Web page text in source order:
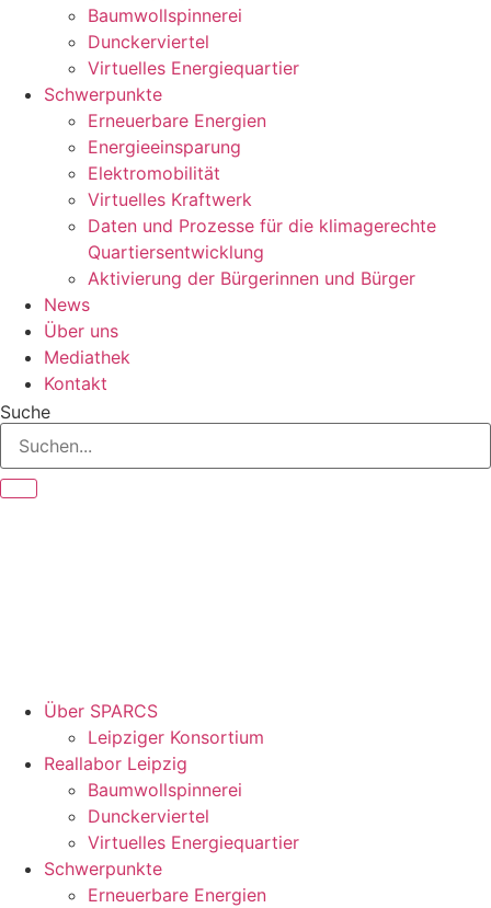
Baumwollspinnerei
Dunckerviertel
Virtuelles Energiequartier
Schwerpunkte
Erneuerbare Energien
Energieeinsparung
Elektromobilität
Virtuelles Kraftwerk
Daten und Prozesse für die klimagerechte
Quartiersentwicklung
Aktivierung der Bürgerinnen und Bürger
News
Über uns
Mediathek
Kontakt
Suche
Über SPARCS
Leipziger Konsortium
Reallabor Leipzig
Baumwollspinnerei
Dunckerviertel
Virtuelles Energiequartier
Schwerpunkte
Erneuerbare Energien